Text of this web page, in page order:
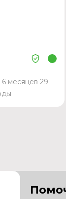
месяцев 29